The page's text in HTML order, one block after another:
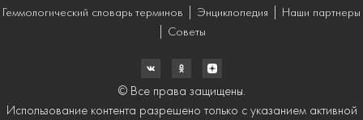
Геммологический словарь терминов Энциклопедия
Наши партнеры
Советы
© Все права защищены.
Использование контента разрешено только с указанием активной